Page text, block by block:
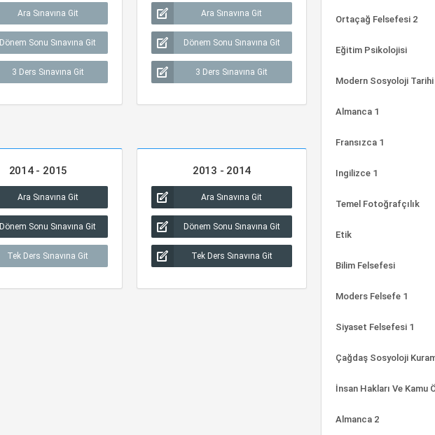
Ara Sınavına Git
Dönem Sonu Sınavına Git
3 Ders Sınavına Git
Ara Sınavına Git
Dönem Sonu Sınavına Git
3 Ders Sınavına Git
2014 - 2015
Ara Sınavına Git
Dönem Sonu Sınavına Git
Tek Ders Sınavına Git
2013 - 2014
Ara Sınavına Git
Dönem Sonu Sınavına Git
Tek Ders Sınavına Git
Ortaçağ Felsefesi 2
Eğitim Psikolojisi
Modern Sosyoloji Tarihi
Almanca 1
Fransızca 1
Ingilizce 1
Temel Fotoğrafçılık
Etik
Bilim Felsefesi
Moders Felsefe 1
Siyaset Felsefesi 1
Çağdaş Sosyoloji
İnsan Hakları Ve Kamu
Almanca 2